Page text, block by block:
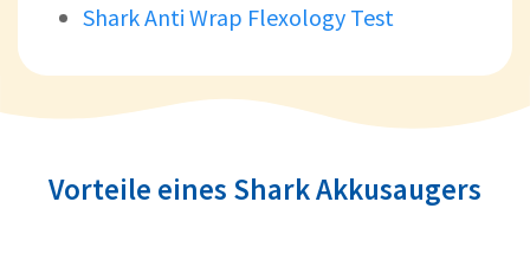
Shark Anti Wrap Flexology Test
Vorteile eines Shark Akkusaugers